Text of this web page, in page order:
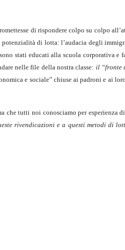
di rispondere colpo su colpo
di lotta: l’audacia degli
sono stati educati alla scuola corporativa
nelle file della nostra classe: il “fronte
e sociale” chiuse ai padroni e ai
tutti noi conosciamo per esperienza
rivendicazioni e a questi metodi di